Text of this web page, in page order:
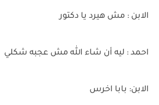
الابن : مش هيرد يا دكتور
احمد : ليه أن شاء الله مش عجبه شكلي
الابن: بابا اخرس